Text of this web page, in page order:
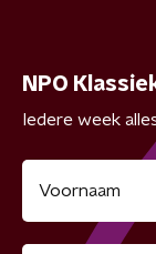
NPO
Iedere week